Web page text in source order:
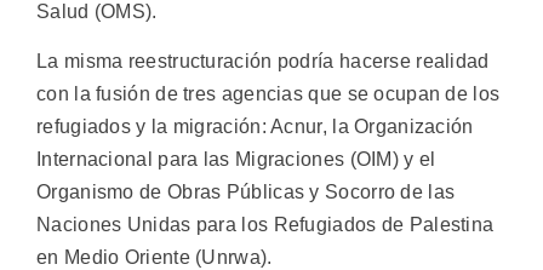
Salud (OMS).
La misma reestructuración podría hacerse realidad
con la fusión de tres agencias que se ocupan de los
refugiados y la migración: Acnur, la Organización
Internacional para las Migraciones (OIM) y el
Organismo de Obras Públicas y Socorro de las
Naciones Unidas para los Refugiados de Palestina
en Medio Oriente (Unrwa).